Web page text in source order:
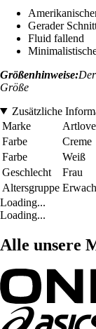
Gerader
Fluid fallend
Größenhinweise:
Größe
Zusätzliche
Marke
Artlove
Farbe
Creme
Farbe
Weiß
Geschlecht
Frau
Altersgruppe
Loading...
Loading...
Alle unsere